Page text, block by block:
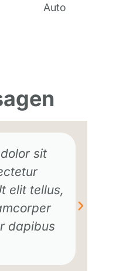
Auto
sit
elit tellus,
dapibus